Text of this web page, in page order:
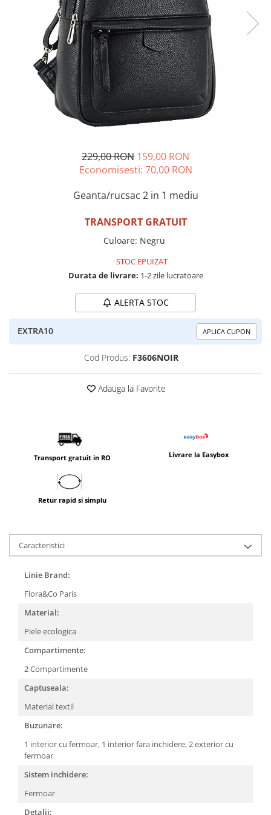
Incaltamine primavara-vara piele
Imbracaminte
Camasi si topuri
Blugi si pantaloni
Pulovere si cardigane
229,00 RON 159,00 RON
Economisesti: 70,00 RON
Geanta/rucsac 2 in 1 mediu
TRANSPORT GRATUIT
Culoare: Negru
STOC EPUIZAT
Durata de livrare: 1-2 zile lucratoare
ALERTA STOC
EXTRA10 APLICA CUPON
Cod Produs: F3606NOIR
Adauga la Favorite
Transport gratuit in RO Livrare la Easybox
Retur rapid si simplu
Caracteristici
Linie Brand:
Flora&Co Paris
Material:
Piele ecologica
Compartimente:
2 Compartimente
Captuseala:
Material textil
Buzunare:
1 interior cu fermoar, 1 interior fara inchidere,2 exterior cu
fermoar
Sistem inchidere:
Fermoar
Detalii: